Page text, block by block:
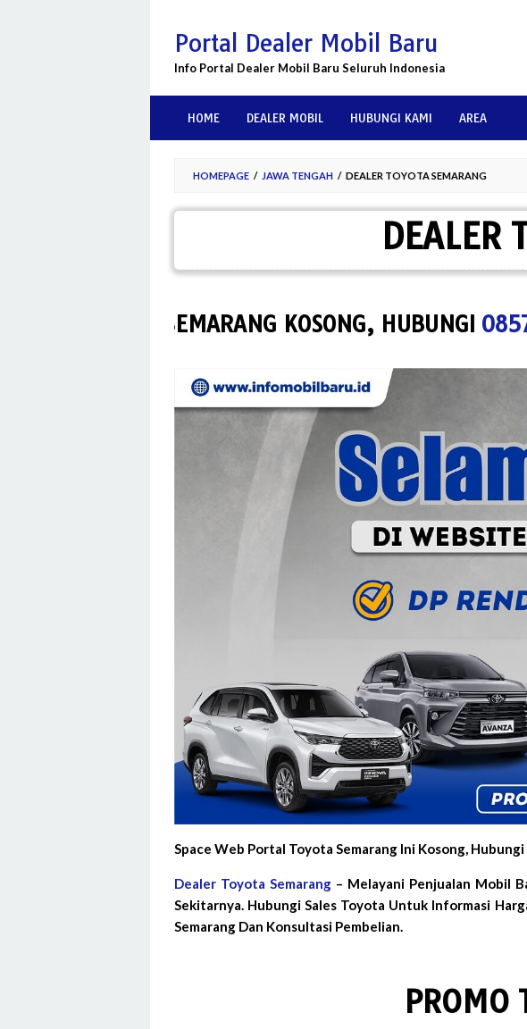
content
Portal Dealer Mobil Baru
Info Portal Dealer Mobil Baru Seluruh Indonesia
HOME DEALER MOBIL HUBUNGI KAMI AREA
HOMEPAGE / JAWA TENGAH / DEALER TOYOTA SEMARANG
DEALER
TOYOTA SEMARANG KOSONG, HUBUNGI0857-
Space Web Portal Toyota Semarang Ini Kosong,
Dealer Toyota Semarang– Melayani Penjualan Mobil
Sekitarnya. Hubungi Sales Toyota Untuk Informasi
Semarang Dan Konsultasi Pembelian.
PROMO